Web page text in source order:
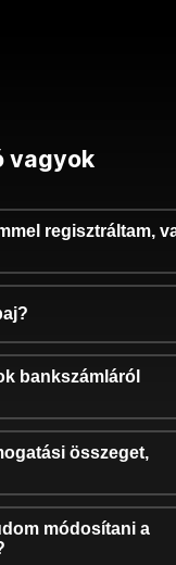
vagyok
regisztráltam,
bankszámláról
összeget,
módosítani a